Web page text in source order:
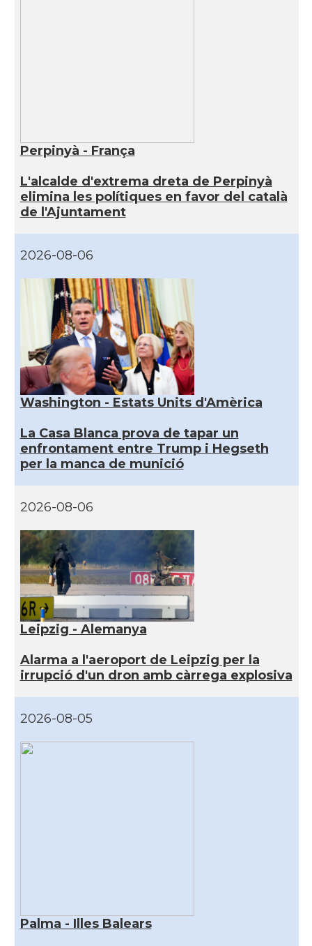
Perpinyà - França
L'alcalde d'extrema dreta de Perpinyà
elimina les polítiques en favor del català
de l'Ajuntament
2026-08-06
Washington - Estats Units d'Amèrica
La Casa Blanca prova de tapar un
enfrontament entre Trump i Hegseth
per la manca de munició
2026-08-06
Leipzig - Alemanya
Alarma a l'aeroport de Leipzig per la
irrupció d'un dron amb càrrega explosiva
2026-08-05
Palma - Illes Balears